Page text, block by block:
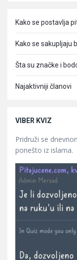
Kako se postavlja
Kako se sakupljaju
Šta su značke i
Najaktivniji članovi
VIBER KVIZ
Pridruži se
ponešto iz islama.